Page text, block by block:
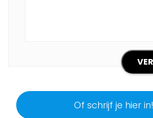
Of schrijf je hier in!